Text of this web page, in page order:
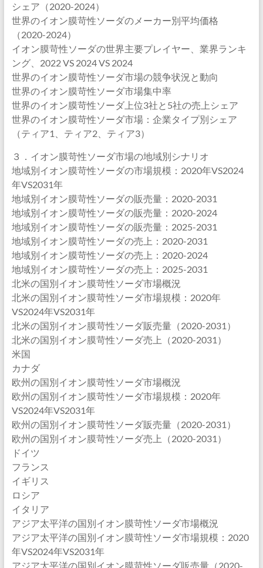
シェア（2020-2024）
世界のイオン膜苛性ソーダのメーカー別平均価格
（2020-2024）
イオン膜苛性ソーダの世界主要プレイヤー、業界ランキ
ング、2022 VS 2024 VS 2024
世界のイオン膜苛性ソーダ市場の競争状況と動向
世界のイオン膜苛性ソーダ市場集中率
世界のイオン膜苛性ソーダ上位3社と5社の売上シェア
世界のイオン膜苛性ソーダ市場：企業タイプ別シェア
（ティア1、ティア2、ティア3）
３．イオン膜苛性ソーダ市場の地域別シナリオ
地域別イオン膜苛性ソーダの市場規模：2020年VS2024
年VS2031年
地域別イオン膜苛性ソーダの販売量：2020-2031
地域別イオン膜苛性ソーダの販売量：2020-2024
地域別イオン膜苛性ソーダの販売量：2025-2031
地域別イオン膜苛性ソーダの売上：2020-2031
地域別イオン膜苛性ソーダの売上：2020-2024
地域別イオン膜苛性ソーダの売上：2025-2031
北米の国別イオン膜苛性ソーダ市場概況
北米の国別イオン膜苛性ソーダ市場規模：2020年
VS2024年VS2031年
北米の国別イオン膜苛性ソーダ販売量（2020-2031）
北米の国別イオン膜苛性ソーダ売上（2020-2031）
米国
カナダ
欧州の国別イオン膜苛性ソーダ市場概況
欧州の国別イオン膜苛性ソーダ市場規模：2020年
VS2024年VS2031年
欧州の国別イオン膜苛性ソーダ販売量（2020-2031）
欧州の国別イオン膜苛性ソーダ売上（2020-2031）
ドイツ
フランス
イギリス
ロシア
イタリア
アジア太平洋の国別イオン膜苛性ソーダ市場概況
アジア太平洋の国別イオン膜苛性ソーダ市場規模：2020
年VS2024年VS2031年
アジア太平洋の国別イオン膜苛性ソーダ販売量（2020-